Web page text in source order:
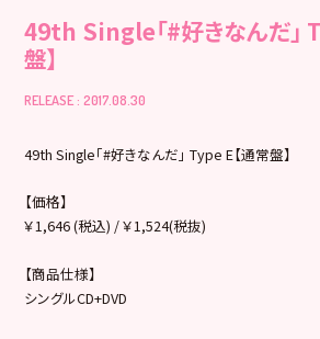
49th Single「#好きなんだ」
盤】
RELEASE : 2017.08.30
49th Single「#好きなんだ」 Type E【通常盤】
【価格】
￥1,646 (税込) / ￥1,524(税抜)
【商品仕様】
シングルCD+DVD